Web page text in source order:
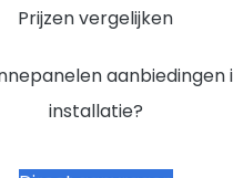
Prijzen vergelijken
aanbiedingen
installatie?